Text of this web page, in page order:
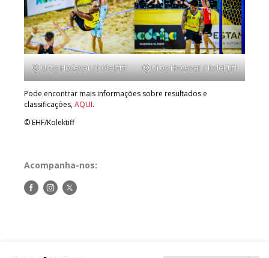
© Uros Hocevar / kolektiff © Uros Hocevar / kolektiff
Pode encontrar mais informações sobre resultados e
classificações,AQUI.
© EHF/Kolektiff
Acompanha-nos:
Siga-Siga-Siga-